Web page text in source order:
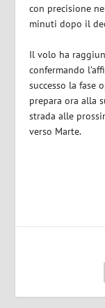
con precisione
minuti dopo il
Il volo ha
confermando
successo la fase
prepara ora alla
strada alle
verso Marte.